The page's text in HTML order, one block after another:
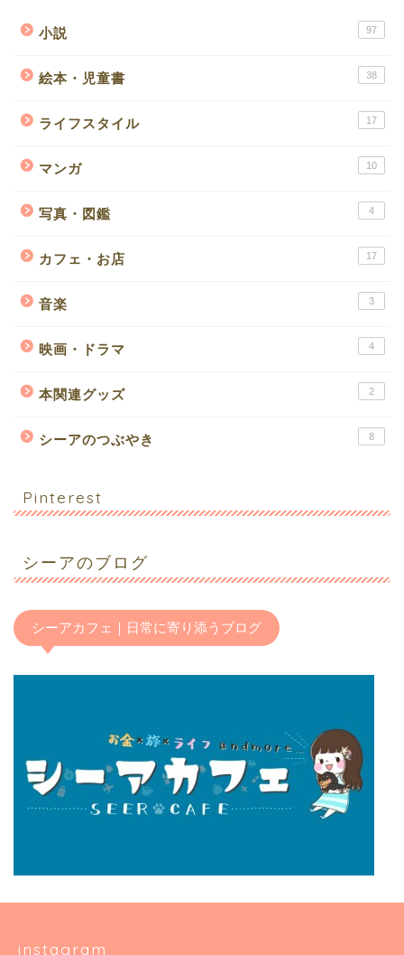
小説 97
絵本・児童書 38
ライフスタイル 17
マンガ 10
写真・図鑑 4
カフェ・お店 17
音楽 3
映画・ドラマ 4
本関連グッズ 2
シーアのつぶやき 8
Pinterest
シーアのブログ
シーアカフェ｜日常に寄り添うブログ
instagram